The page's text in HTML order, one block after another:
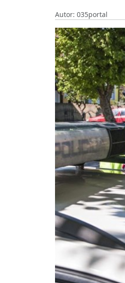
Autor: 035portal